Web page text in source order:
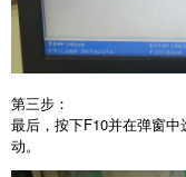
第三步：
最后，按下F10并在弹窗中
动。